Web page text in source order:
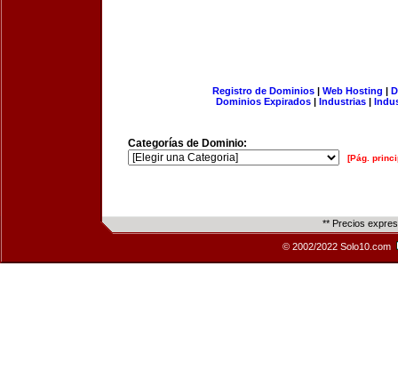
Registro de Dominios| Web Hosting |
Dominios Expirados | Industrias |
Categorías de Dominio:
[Pág.
** Precios
© 2002/2022 Solo10.com